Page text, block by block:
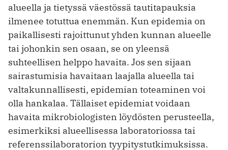
alueella ja tietyssä väestössä tautitapauksia
ilmenee totuttua enemmän. Kun epidemia on
paikallisesti rajoittunut yhden kunnan alueelle
tai johonkin sen osaan, se on yleensä
suhteellisen helppo havaita. Jos sen sijaan
sairastumisia havaitaan laajalla alueella tai
valtakunnallisesti, epidemian toteaminen voi
olla hankalaa. Tällaiset epidemiat voidaan
havaita mikrobiologisten löydösten perusteella,
esimerkiksi alueellisessa laboratoriossa tai
referenssilaboratorion tyypitystutkimuksissa.